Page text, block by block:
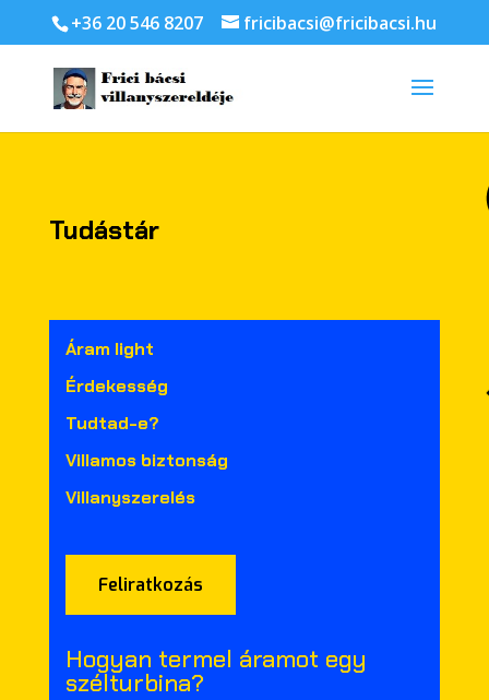
+36 20 546 8207 fricibacsi@fricibacsi.hu
Tudástár
Áram light
Érdekesség
Tudtad-e?
Villamos biztonság
Villanyszerelés
Feliratkozás
Hogyan termel áramot egy
szélturbina?